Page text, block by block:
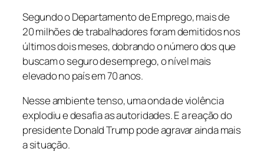
Segundo o Departamento de Emprego, mais de
20 milhões de trabalhadores foram demitidos nos
últimos dois meses, dobrando o número dos que
buscam o seguro desemprego, o nível mais
elevado no país em 70 anos.
Nesse ambiente tenso, uma onda de violência
explodiu e desafia as autoridades. E a reação do
presidente Donald Trump pode agravar ainda mais
a situação.